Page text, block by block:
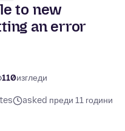
to new
an error
110изгледи
asked преди 11 години